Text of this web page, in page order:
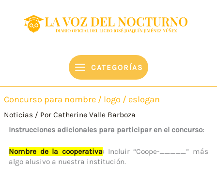
contenido
CATEGORÍAS
Concurso para nombre / logo / eslogan
Noticias / PorCatherine Valle Barboza
Instrucciones adicionales para participar en el concurso:
Nombre de la cooperativa: Incluir “Coope-_____” más
algo alusivo a nuestra institución.